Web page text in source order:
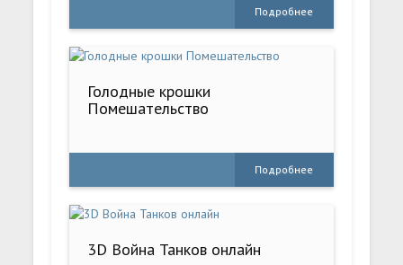
Подробнее
Голодные крошки
Помешательство
Подробнее
3D Bойна Танков онлайн